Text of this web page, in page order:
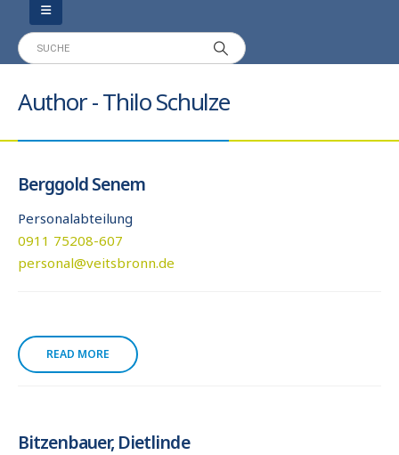
Author - Thilo Schulze
Berggold Senem
Personalabteilung
0911 75208-607
personal@veitsbronn.de
READ MORE
Bitzenbauer, Dietlinde